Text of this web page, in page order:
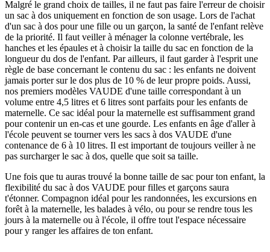
Malgré le grand choix de tailles, il ne faut pas faire l'erreur de choisir
un sac à dos uniquement en fonction de son usage. Lors de l'achat
d'un sac à dos pour une fille ou un garçon, la santé de l'enfant relève
de la priorité. Il faut veiller à ménager la colonne vertébrale, les
hanches et les épaules et à choisir la taille du sac en fonction de la
longueur du dos de l'enfant. Par ailleurs, il faut garder à l'esprit une
règle de base concernant le contenu du sac : les enfants ne doivent
jamais porter sur le dos plus de 10 % de leur propre poids. Aussi,
nos premiers modèles VAUDE d'une taille correspondant à un
volume entre 4,5 litres et 6 litres sont parfaits pour les enfants de
maternelle. Ce sac idéal pour la maternelle est suffisamment grand
pour contenir un en-cas et une gourde. Les enfants en âge d'aller à
l'école peuvent se tourner vers les sacs à dos VAUDE d'une
contenance de 6 à 10 litres. Il est important de toujours veiller à ne
pas surcharger le sac à dos, quelle que soit sa taille.
Une fois que tu auras trouvé la bonne taille de sac pour ton enfant, la
flexibilité du sac à dos VAUDE pour filles et garçons saura
t'étonner. Compagnon idéal pour les randonnées, les excursions en
forêt à la maternelle, les balades à vélo, ou pour se rendre tous les
jours à la maternelle ou à l'école, il offre tout l'espace nécessaire
pour y ranger les affaires de ton enfant.